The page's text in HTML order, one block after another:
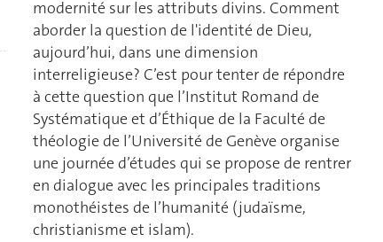
modernité sur les attributs divins. Comment
aborder la question de l'identité de Dieu,
aujourd’hui, dans une dimension
interreligieuse? C’est pour tenter de répondre
à cette question que l’Institut Romand de
Systématique et d’Éthique de la Faculté de
théologie de l’Université de Genève organise
une journée d’études qui se propose de rentrer
en dialogue avec les principales traditions
monothéistes de l’humanité (judaïsme,
christianisme et islam).